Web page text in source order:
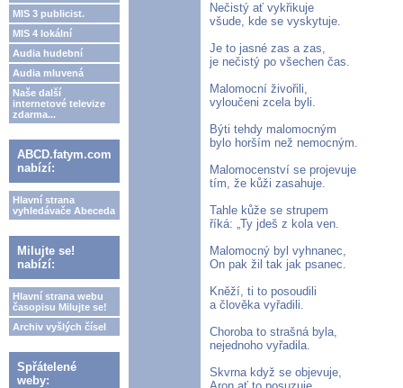
MIS 3 publicist.
MIS 4 lokální
Audia hudební
Audia mluvená
Naše další
internetové televize
zdarma...
ABCD.fatym.com
nabízí:
Hlavní strana
vyhledávače Abeceda
Milujte se!
nabízí:
Hlavní strana webu
časopisu Milujte se!
Archiv vyšlých čísel
Spřátelené
weby:
Nečistý ať vykřikuje
všude, kde se vyskytuje.
Je to jasné zas a zas,
je nečistý po všechen čas.
Malomocní živořili,
vyloučeni zcela byli.
Býti tehdy malomocným
bylo horším než nemocným.
Malomocenství se projevuje
tím, že kůži zasahuje.
Tahle kůže se strupem
říká: „Ty jdeš z kola ven.
Malomocný byl vyhnanec,
On pak žil tak jak psanec.
Kněží, ti to posoudili
a člověka vyřadili.
Choroba to strašná byla,
nejednoho vyřadila.
Skvrna když se objevuje,